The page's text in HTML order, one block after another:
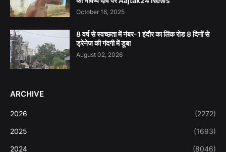
October 16, 2025
8 वर्ष से स्वच्छता में नंबर-1 इंदौर का लिंक रोड 8 दिनों से
ड्रेनेज की गंदगी में डूबा
August 02, 2026
ARCHIVE
2026 (2272)
2025 (1693)
2024 (8046)